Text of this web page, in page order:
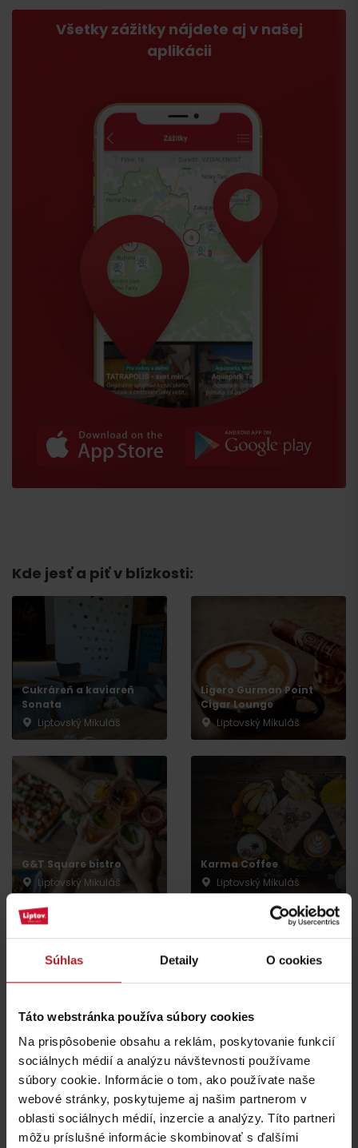
Súhlas Detaily O cookies
Táto webstránka používa súbory cookies
Na prispôsobenie obsahu a reklám, poskytovanie funkcií
sociálnych médií a analýzu návštevnosti používame
súbory cookie. Informácie o tom, ako používate naše
webové stránky, poskytujeme aj našim partnerom v
oblasti sociálnych médií, inzercie a analýzy. Títo partneri
môžu príslušné informácie skombinovať s ďalšími
Všetky zážitky nájdete aj v našej
aplikácii
Kde jesť a piť v blízkosti:
Cukráreň a kaviareň
Sonata
Liptovský Mikuláš
Ligero Gurman Point
Cigar Lounge
Liptovský Mikuláš
G&T Square bistro
Liptovský Mikuláš
Karma Coffee
Liptovský Mikuláš
Reštaurácia SODA CLUB
Liptovský Mikuláš
Yuza Restaurant
Liptovský Mikuláš
všetky miesta kde jesť a piť